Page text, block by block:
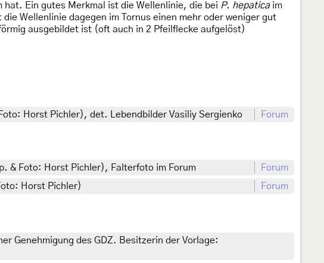
Ein gutes Merkmal ist die Wellenlinie, die bei P. hepaticaim
Wellenlinie dagegen im Tornus einen mehr oder weniger gut
ausgebildet ist (oft auch in 2 Pfeilflecke aufgelöst)
Horst Pichler), det. Lebendbilder Vasiliy Sergienko Forum
& Foto: Horst Pichler), Falterfoto im Forum
Forum
Horst Pichler) Forum
Genehmigung des GDZ. Besitzerin der Vorlage: